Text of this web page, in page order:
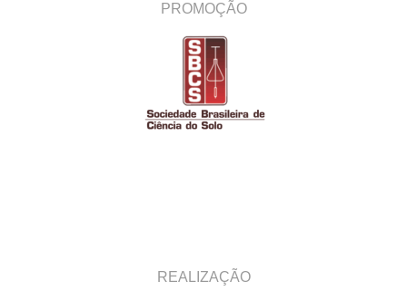
PROMOÇÃO
REALIZAÇÃO